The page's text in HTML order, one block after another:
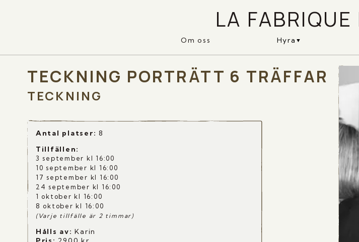
LA
Om oss Hyra
TECKNING PORTRÄTT 6 TRÄFFAR
TECKNING
Antal platser: 8
Tillfällen:
3 september kl 16:00
10 september kl 16:00
17 september kl 16:00
24 september kl 16:00
1 oktober kl 16:00
8 oktober kl 16:00
(Varje tillfälle är 2 timmar)
Hålls av: Karin